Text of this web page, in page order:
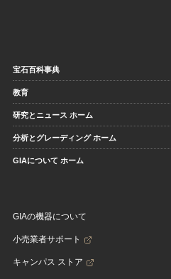
宝石百科事典
教育
研究とニュース ホーム
分析とグレーディング ホーム
GIAについて ホーム
GIAの機器について
小売業者サポート
キャンパス ストア